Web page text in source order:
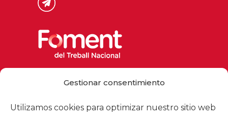
Gestionar consentimiento
Utilizamos cookies para optimizar nuestro sitio web
foment@foment.com